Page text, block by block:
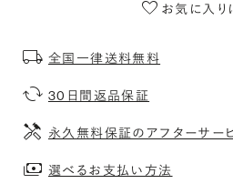
お気に入り
全国一律送料無料
30日間返品保証
永久無料保証のアフターサー
選べるお支払い方法